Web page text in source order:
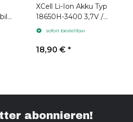
XCell Li-Ion Akku Typ
18650H-3400 3,7V /
3400mAh geeignet für
sofort bestellbar
18,90 € *
abonnieren!